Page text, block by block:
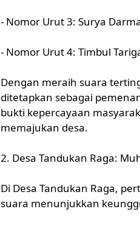
- Nomor Urut 3: Surya
- Nomor Urut 4: Timbul
Dengan meraih suara
ditetapkan sebagai
bukti kepercayaan
memajukan desa.
2. Desa Tandukan Raga:
Di Desa Tandukan Raga,
suara menunjukkan